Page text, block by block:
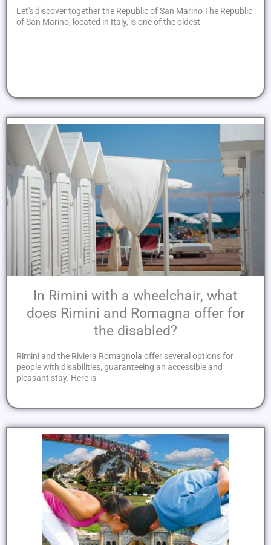
Let's discover together the Republic of San Marino The Republic
of San Marino, located in Italy, is one of the oldest
In Rimini with a wheelchair, what
does Rimini and Romagna offer for
the disabled?
Rimini and the Riviera Romagnola offer several options for
people with disabilities, guaranteeing an accessible and
pleasant stay. Here is